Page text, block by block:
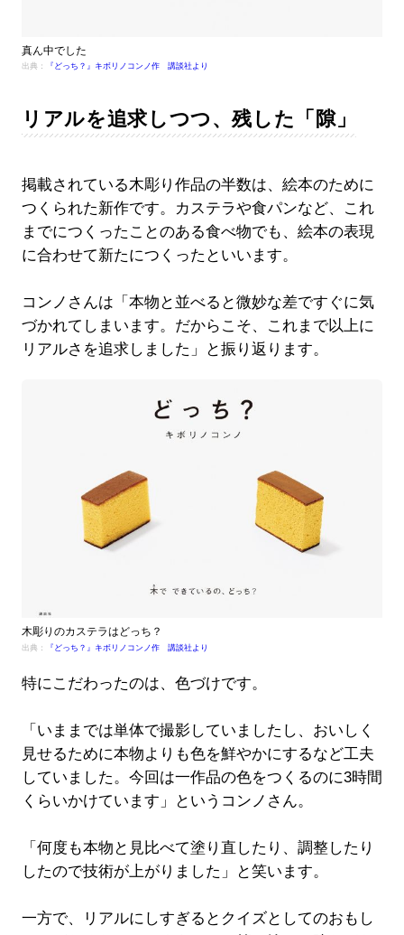
真ん中でした
出典： 『どっち？』キボリノコンノ作 講談社より
リアルを追求しつつ、残した「隙」
掲載されている木彫り作品の半数は、絵本のために
つくられた新作です。カステラや食パンなど、これ
までにつくったことのある食べ物でも、絵本の表現
に合わせて新たにつくったといいます。
コンノさんは「本物と並べると微妙な差ですぐに気
づかれてしまいます。だからこそ、これまで以上に
リアルさを追求しました」と振り返ります。
木彫りのカステラはどっち？
出典： 『どっち？』キボリノコンノ作 講談社より
特にこだわったのは、色づけです。
「いままでは単体で撮影していましたし、おいしく
見せるために本物よりも色を鮮やかにするなど工夫
していました。今回は一作品の色をつくるのに3時間
くらいかけています」というコンノさん。
「何度も本物と見比べて塗り直したり、調整したり
したので技術が上がりました」と笑います。
一方で、リアルにしすぎるとクイズとしてのおもし